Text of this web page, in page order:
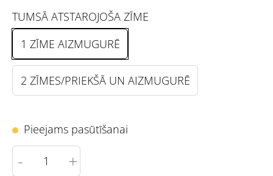
TUMSĀ ATSTAROJOŠA ZĪME
1 ZĪME AIZMUGURĒ
2 ZĪMES/PRIEKŠĀ UN AIZMUGURĒ
Pieejams pasūtīšanai
- +